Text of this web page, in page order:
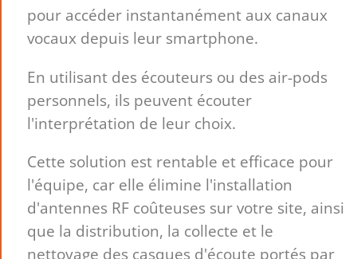
pour accéder instantanément aux canaux
vocaux depuis leur smartphone.
En utilisant des écouteurs ou des air-pods
personnels, ils peuvent écouter
l'interprétation de leur choix.
Cette solution est rentable et efficace pour
l'équipe, car elle élimine l'installation
d'antennes RF coûteuses sur votre site, ainsi
que la distribution, la collecte et le
nettoyage des casques d'écoute portés par